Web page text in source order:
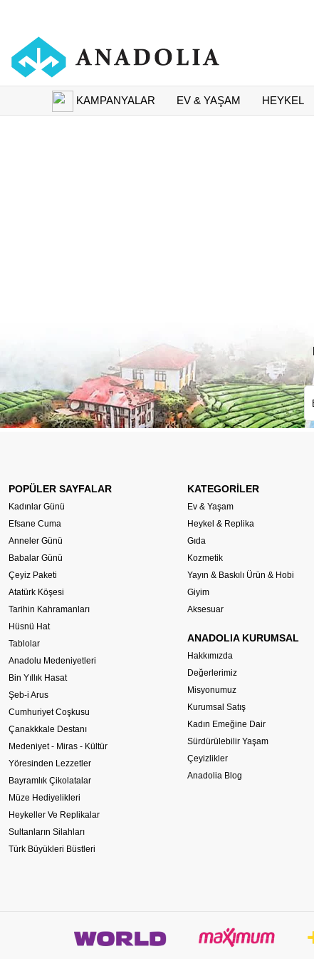
KAMPANYALAR EV & YAŞAM HEYKEL
POPÜLER SAYFALAR
Kadınlar Günü
Efsane Cuma
Anneler Günü
Babalar Günü
Çeyiz Paketi
Atatürk Köşesi
Tarihin Kahramanları
Hüsnü Hat
Tablolar
Anadolu Medeniyetleri
Bin Yıllık Hasat
Şeb-i Arus
Cumhuriyet Coşkusu
Çanakkkale Destanı
Medeniyet - Miras - Kültür
Yöresinden Lezzetler
Bayramlık Çikolatalar
Müze Hediyelikleri
Heykeller Ve Replikalar
Sultanların Silahları
Türk Büyükleri Büstleri
KATEGORİLER
Ev & Yaşam
Heykel & Replika
Gıda
Kozmetik
Yayın & Baskılı Ürün & Hobi
Giyim
Aksesuar
ANADOLIA KURUMSAL
Hakkımızda
Değerlerimiz
Misyonumuz
Kurumsal Satış
Kadın Emeğine Dair
Sürdürülebilir Yaşam
Çeyizlikler
Anadolia Blog